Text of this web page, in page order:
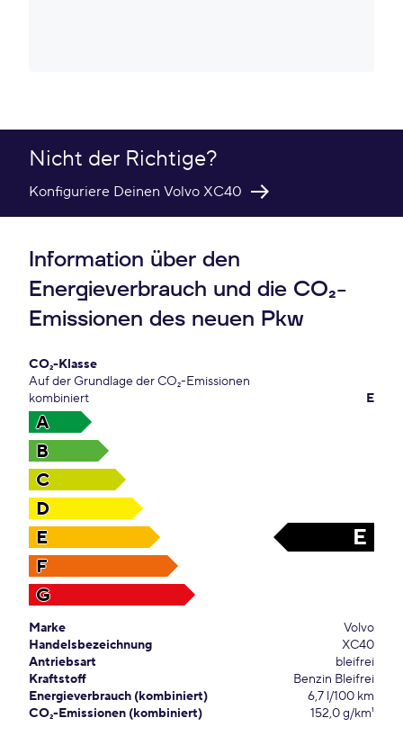
Nicht der Richtige?
Konfiguriere Deinen Volvo XC40
Information über den
Energieverbrauch und die CO₂-
Emissionen des neuen Pkw
CO₂-Klasse
Auf der Grundlage der CO₂-Emissionen
kombiniert
E
A
B
C
D
E
E
F
G
Marke
Volvo
Handelsbezeichnung
XC40
Antriebsart
bleifrei
Kraftstoff
Benzin Bleifrei
Energieverbrauch (kombiniert)
6,7 l/100 km
CO₂-Emissionen (kombiniert)
152,0 g/km¹